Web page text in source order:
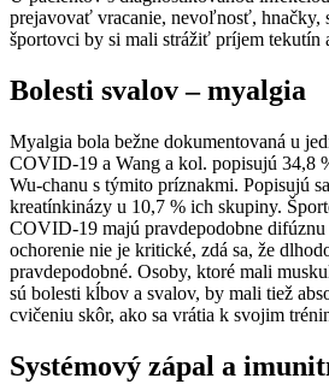
prejavovať vracanie, nevoľnosť, hnačky,
športovci by si mali strážiť príjem tekutín
Bolesti svalov – myalgia
Myalgia bola bežne dokumentovaná u
COVID-19 a Wang a kol. popisujú 34,8
Wu-chanu s týmito príznakmi. Popisujú
kreatínkinázy u 10,7 % ich skupiny.
COVID-19 majú pravdepodobne
ochorenie nie je kritické, zdá sa, že
pravdepodobné. Osoby, ktoré mali
sú bolesti kĺbov a svalov, by mali tiež
cvičeniu skôr, ako sa vrátia k svojim
Systémový zápal a